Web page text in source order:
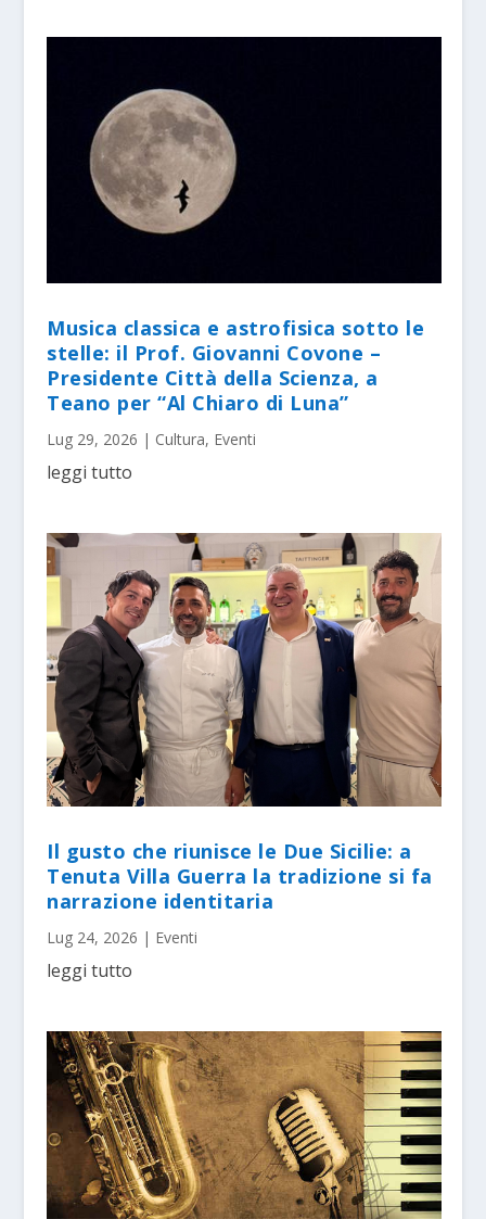
Musica classica e astrofisica sotto le
stelle: il Prof. Giovanni Covone –
Presidente Città della Scienza, a
Teano per “Al Chiaro di Luna”
Lug 29, 2026 | Cultura, Eventi
leggi tutto
Il gusto che riunisce le Due Sicilie: a
Tenuta Villa Guerra la tradizione si fa
narrazione identitaria
Lug 24, 2026 | Eventi
leggi tutto